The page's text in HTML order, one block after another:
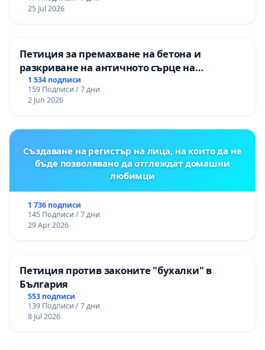
25 Jul 2026
Петиция за премахване на бетона и
разкриване на античното сърце на
Могиланската могила във Враца
1 534 подписи
159 Подписи / 7 дни
2 Jun 2026
Създаване на регистър на лица, на които да не
бъде позволявано да отглеждат домашни
любимци
1 736 подписи
145 Подписи / 7 дни
29 Apr 2026
Петиция против законите "бухалки" в
България
553 подписи
139 Подписи / 7 дни
8 Jul 2026